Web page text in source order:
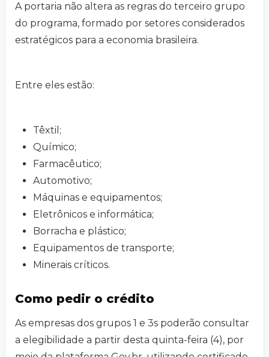
A portaria não altera as regras do terceiro grupo
do programa, formado por setores considerados
estratégicos para a economia brasileira.
Entre eles estão:
Têxtil;
Químico;
Farmacêutico;
Automotivo;
Máquinas e equipamentos;
Eletrônicos e informática;
Borracha e plástico;
Equipamentos de transporte;
Minerais críticos.
Como pedir o crédito
As empresas dos grupos 1 e 3s poderão consultar
a elegibilidade a partir desta quinta-feira (4), por